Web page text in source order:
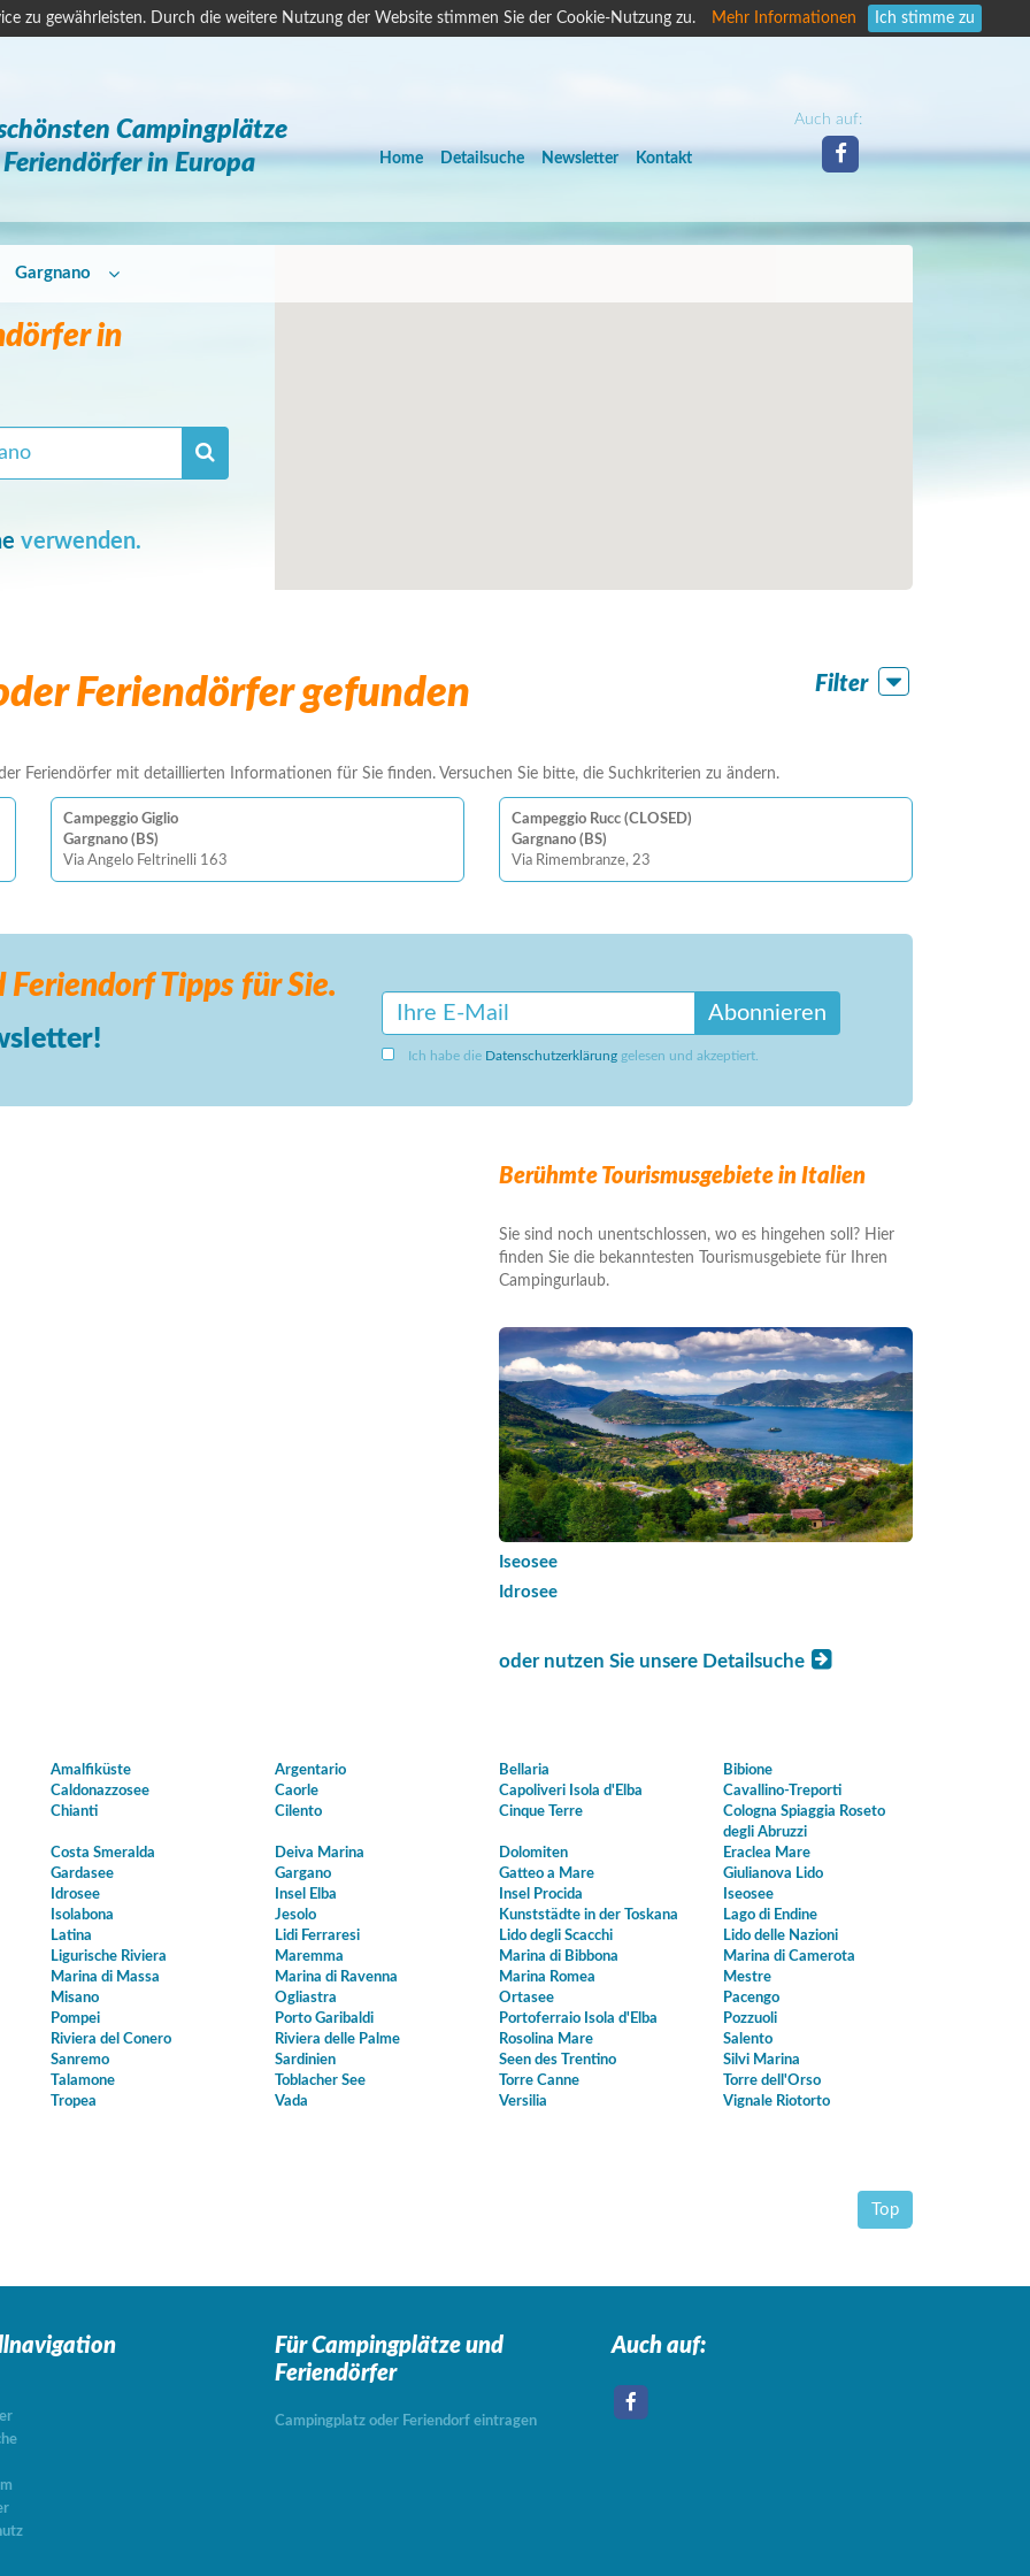
zu gewährleisten. Durch die weitere Nutzung der Website stimmen Sie der Cookie-Nutzung zu. Mehr Informationen Ich stimme zu
Campingplätze
in Europa
Home Detailsuche Newsletter Kontakt
Auch auf:
in
verwenden.
Gargnano
Feriendörfer gefunden Filter
Feriendörfer mit detaillierten Informationen für Sie finden. Versuchen Sie bitte, die Suchkriterien zu ändern.
Campeggio Giglio
Gargnano (BS)
Via Angelo Feltrinelli 163
Campeggio Rucc (CLOSED)
Gargnano (BS)
Via Rimembranze, 23
FeriendorfTipps für Sie.
Abonnieren
Ich habe die Datenschutzerklärunggelesen und akzeptiert.
Berühmte Tourismusgebiete in Italien
Sie sind noch unentschlossen, wo es hingehen soll? Hier
finden Sie die bekanntesten Tourismusgebiete für Ihren
Campingurlaub.
Iseosee
Idrosee
oder nutzen Sie unsere Detailsuche
Amalfiküste Argentario Bellaria
Bibione
Caldonazzosee Caorle Capoliveri Isola d'Elba
Cavallino-Treporti
Chianti Cilento Cinque Terre
Cologna Spiaggia Roseto
degli Abruzzi
Costa Smeralda Deiva Marina Dolomiten
Eraclea Mare
Gardasee Gargano Gatteo a Mare
Giulianova Lido
Idrosee Insel Elba Insel Procida
Iseosee
Isolabona Jesolo Kunststädte in der Toskana
Lago di Endine
Latina Lidi Ferraresi Lido degli Scacchi
Lido delle Nazioni
Ligurische Riviera Maremma Marina di Bibbona
Marina di Camerota
Marina di Massa Marina di Ravenna Marina Romea
Mestre
Misano Ogliastra Ortasee
Pacengo
Pompei Porto Garibaldi Portoferraio Isola d'Elba
Pozzuoli
Riviera del Conero Riviera delle Palme Rosolina Mare
Salento
Sanremo Sardinien Seen des Trentino
Silvi Marina
Talamone Toblacher See Torre Canne
Torre dell'Orso
Tropea Vada Versilia
Vignale Riotorto
Top
Für Campingplätze und
Feriendörfer
Campingplatz oder Feriendorf eintragen
Auch auf: